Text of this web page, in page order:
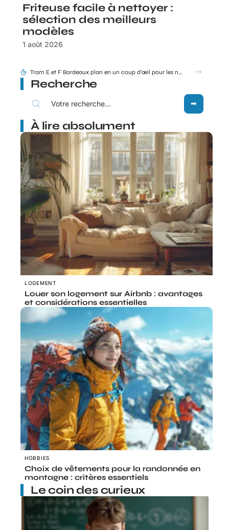
Friteuse facile à nettoyer :
sélection des meilleurs
modèles
1 août 2026
Tram E et F Bordeaux plan en un coup d’œil pour les nouveaux arrivants
Recherche
À lire absolument
LOGEMENT
Louer son logement sur Airbnb : avantages
et considérations essentielles
HOBBIES
Choix de vêtements pour la randonnée en
montagne : critères essentiels
Le coin des curieux